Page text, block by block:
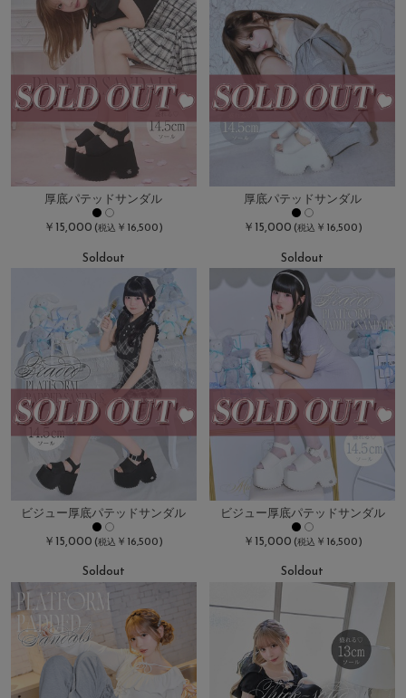
厚底パテッドサンダル
￥15,000 (税込 ￥16,500)
厚底パテッドサンダル
￥15,000 (税込 ￥16,500)
Soldout
ビジュー厚底パテッドサンダル
￥15,000 (税込 ￥16,500)
Soldout
ビジュー厚底パテッドサンダル
￥15,000 (税込 ￥16,500)
Soldout Soldout